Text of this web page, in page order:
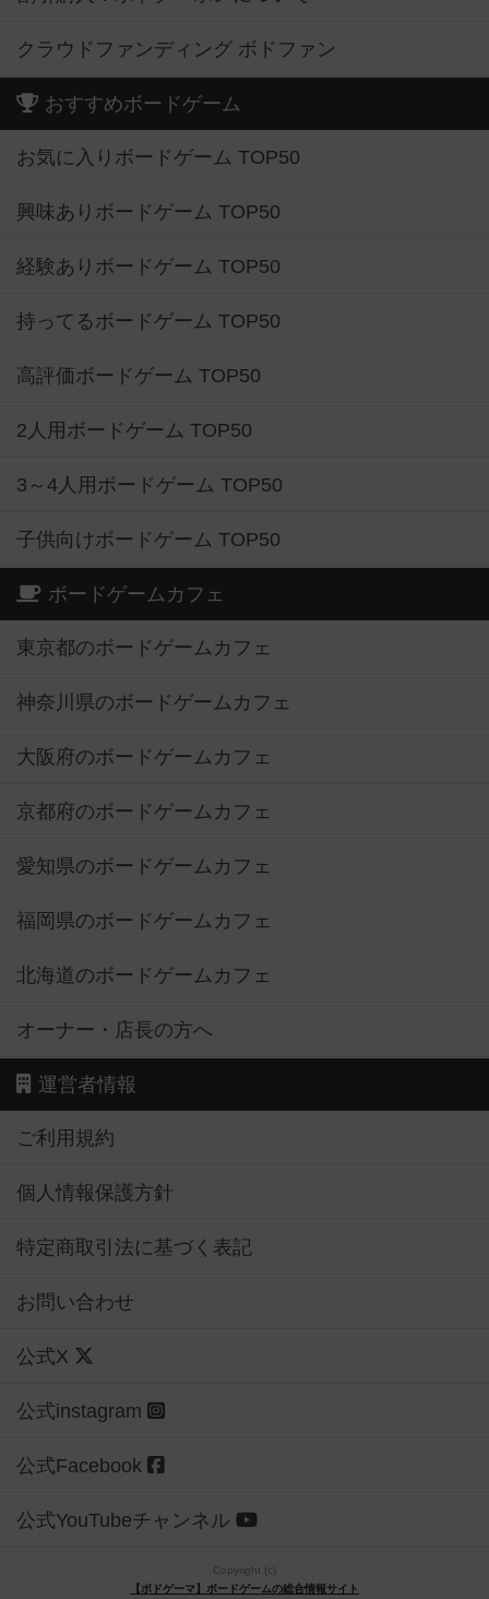
クラウドファンディング ボドファン
おすすめボードゲーム
お気に入りボードゲーム TOP50
興味ありボードゲーム TOP50
経験ありボードゲーム TOP50
持ってるボードゲーム TOP50
高評価ボードゲーム TOP50
2人用ボードゲーム TOP50
3～4人用ボードゲーム TOP50
子供向けボードゲーム TOP50
ボードゲームカフェ
東京都のボードゲームカフェ
神奈川県のボードゲームカフェ
大阪府のボードゲームカフェ
京都府のボードゲームカフェ
愛知県のボードゲームカフェ
福岡県のボードゲームカフェ
北海道のボードゲームカフェ
オーナー・店長の方へ
運営者情報
ご利用規約
個人情報保護方針
特定商取引法に基づく表記
お問い合わせ
公式X
公式instagram
公式Facebook
公式YouTubeチャンネル
Copyright (c)
【ボドゲーマ】ボードゲームの総合情報サイト